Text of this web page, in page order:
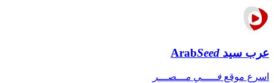
عرب سيد ArabSeed
اسرع موقع فـــــي مـــصـــر